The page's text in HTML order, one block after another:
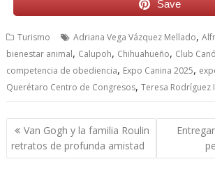
Save
Turismo Adriana Vega Vázquez Mellado,
bienestar animal, Calupoh, Chihuahueño, Club
competencia de obediencia, Expo Canina 2025,
Querétaro Centro de Congresos,Teresa Rodríguez
Navegación
de
entradas
Van Gogh y la familia Roulin
retratos de profunda amistad